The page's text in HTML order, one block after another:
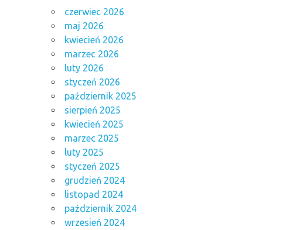
czerwiec 2026
maj 2026
kwiecień 2026
marzec 2026
luty 2026
styczeń 2026
październik 2025
sierpień 2025
kwiecień 2025
marzec 2025
luty 2025
styczeń 2025
grudzień 2024
listopad 2024
październik 2024
wrzesień 2024